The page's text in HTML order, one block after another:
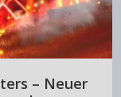
– Neuer